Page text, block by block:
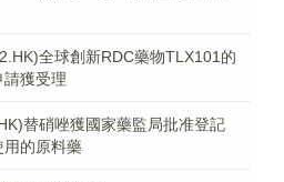
全球創新RDC藥物TLX101的
獲受理
替硝唑獲國家藥監局批准登記
用的原料藥